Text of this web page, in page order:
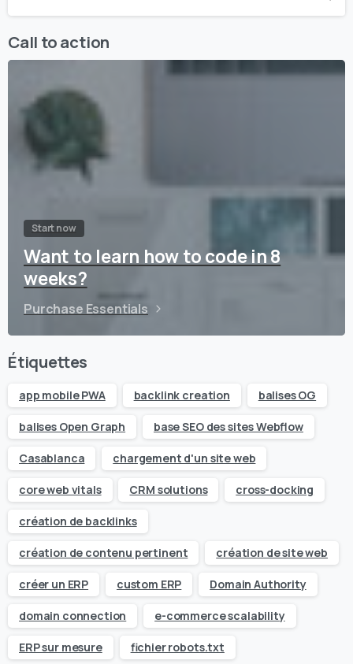
Call to action
Start now
Want to learn how to code in 8
weeks?
Purchase Essentials
Étiquettes
app mobile PWA backlink creation balises OG
balises Open Graph base SEO des sites Webflow
Casablanca chargement d'un site web
core web vitals CRM solutions cross-docking
création de backlinks
création de contenu pertinent création de site web
créer un ERP custom ERP Domain Authority
domain connection e-commerce scalability
ERP sur mesure fichier robots.txt